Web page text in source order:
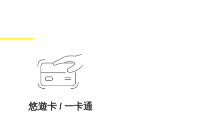
悠遊卡 / 一卡通